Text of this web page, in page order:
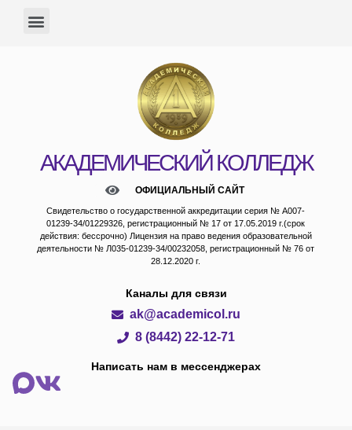
АКАДЕМИЧЕСКИЙ КОЛЛЕДЖ
ОФИЦИАЛЬНЫЙ САЙТ
Свидетельство о государственной аккредитации серия № А007-
01239-34/01229326, регистрационный № 17 от 17.05.2019 г.(срок
действия: бессрочно) Лицензия на право ведения образовательной
деятельности № Л035-01239-34/00232058, регистрационный № 76 от
28.12.2020 г.
Каналы для связи
ak@academicol.ru
8 (8442) 22-12-71
Написать нам в мессенджерах